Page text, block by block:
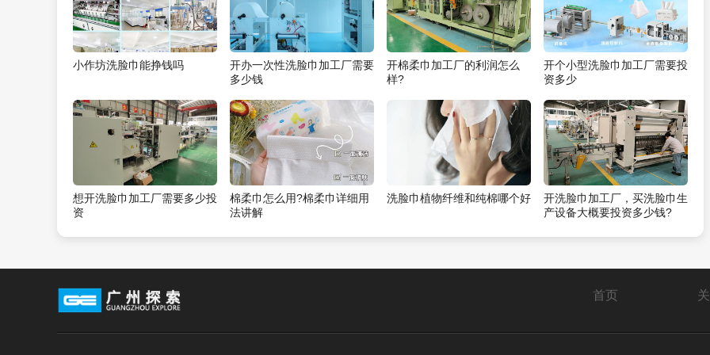
小作坊洗脸巾能挣钱吗
开办一次性洗脸巾加工厂需要
多少钱
开棉柔巾加工厂的利润怎么
样?
开个小型洗脸巾加工厂需要投
资多少
想开洗脸巾加工厂需要多少投
资
棉柔巾怎么用?棉柔巾详细用
法讲解
洗脸巾植物纤维和纯棉哪个好
开洗脸巾加工厂，买洗脸巾生
产设备大概要投资多少钱?
首页